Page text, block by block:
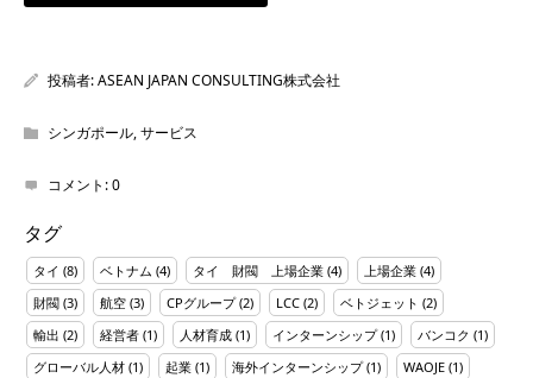
投稿者:ASEAN JAPAN CONSULTING株式会社
シンガポール,サービス
コメント:0
タグ
タイ (8) ベトナム (4) タイ 財閥 上場企業 (4) 上場企業 (4)
財閥 (3) 航空 (3) CPグループ(2) LCC (2) ベトジェット (2)
輸出 (2) 経営者 (1) 人材育成 (1) インターンシップ(1) バンコク (1)
グローバル人材 (1) 起業 (1) 海外インターンシップ(1) WAOJE (1)